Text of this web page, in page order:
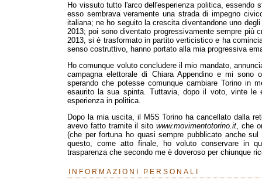
Ho vissuto tutto l'arco dell'esperienza politica, essendo
esso sembrava veramente una strada di impegno
italiana; ne ho seguito la crescita diventandone uno
2013; poi sono diventato progressivamente sempre più
2013, si è trasformato in partito verticistico e ha
senso costruttivo, hanno portato alla mia progressiva
Ho comunque voluto concludere il mio mandato,
campagna elettorale di Chiara Appendino e mi
sperando che potesse comunque cambiare Torino in
esaurito la sua spinta. Tuttavia, dopo il voto, vinte
esperienza in politica.
Dopo la mia uscita, il M5S Torino ha cancellato dalla
avevo fatto tramite il sito www.movimentotorino.it, che
(che per fortuna ho quasi sempre pubblicato anche
questo, come atto finale, ho voluto conservare in
trasparenza che secondo me è doveroso per chiunque
INFORMAZIONI PERSONALI